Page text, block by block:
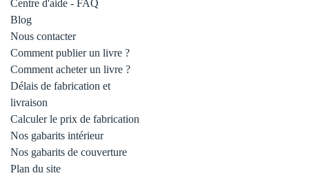
Centre d'aide - FAQ
Blog
Nous contacter
Comment publier un livre ?
Comment acheter un livre ?
Délais de fabrication et
livraison
Calculer le prix de fabrication
Nos gabarits intérieur
Nos gabarits de couverture
Plan du site